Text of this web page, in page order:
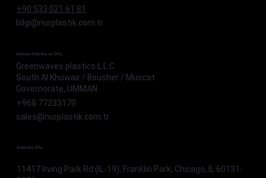
+90 533 021 61 81
bilgi@nurplastik.com.tr
Umman Fabrika ve Ofis
Greenwaves plastics L.L.C
South Al Khuwair / Bousher / Muscat
Governorate, UMMAN
+968 77233170
sales@nurplastik.com.tr
Amerika Ofis
11417 Irving Park Rd (IL-19), Franklin Park, Chicago, IL 60131-